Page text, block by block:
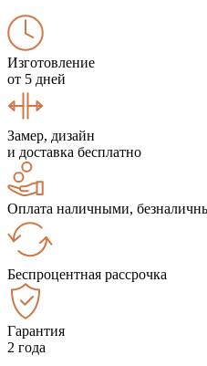
Изготовление
от 5 дней
Замер, дизайн
и доставка бесплатно
Оплата наличными,
Беспроцентная рассрочка
Гарантия
2 года